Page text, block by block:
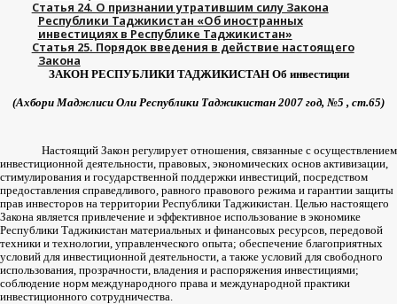
Статья 24. О признании утратившим силу Закона
Республики Таджикистан «Об иностранных
инвестициях в Республике Таджикистан»
Статья 25. Порядок введения в действие настоящего
Закона
ЗАКОН РЕСПУБЛИКИ ТАДЖИКИСТАН Об инвестиции
(Ахбори Маджлиси Оли Республики Таджикистан 2007 год, №5 , ст.65)
Настоящий Закон регулирует отношения, связанные с осуществлением
инвестиционной деятельности, правовых, экономических основ активизации,
стимулирования и государственной поддержки инвестиций, посредством
предоставления справедливого, равного правового режима и гарантии защиты
прав инвесторов на территории Республики Таджикистан. Целью настоящего
Закона является привлечение и эффективное использование в экономике
Республики Таджикистан материальных и финансовых ресурсов, передовой
техники и технологии, управленческого опыта; обеспечение благоприятных
условий для инвестиционной деятельности, а также условий для свободного
использования, прозрачности, владения и распоряжения инвестициями;
соблюдение норм международного права и международной практики
инвестиционного сотрудничества.